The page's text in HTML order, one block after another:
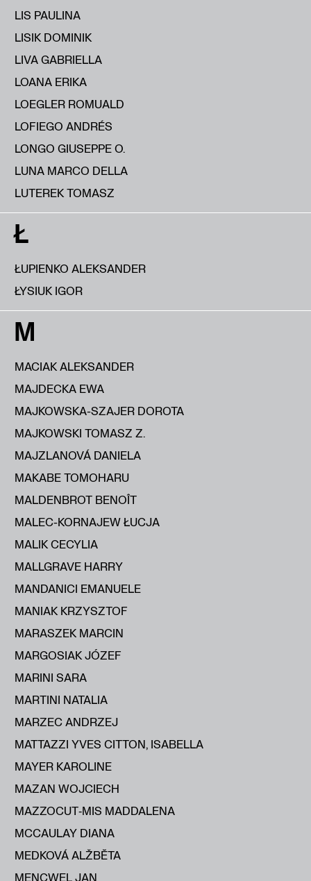
LIS PAULINA
LISIK DOMINIK
LIVA GABRIELLA
LOANA ERIKA
LOEGLER ROMUALD
LOFIEGO ANDRÉS
LONGO GIUSEPPE O.
LUNA MARCO DELLA
LUTEREK TOMASZ
Ł
ŁUPIENKO ALEKSANDER
ŁYSIUK IGOR
M
MACIAK ALEKSANDER
MAJDECKA EWA
MAJKOWSKA-SZAJER DOROTA
MAJKOWSKI TOMASZ Z.
MAJZLANOVÁ DANIELA
MAKABE TOMOHARU
MALDENBROT BENOÎT
MALEC-KORNAJEW ŁUCJA
MALIK CECYLIA
MALLGRAVE HARRY
MANDANICI EMANUELE
MANIAK KRZYSZTOF
MARASZEK MARCIN
MARGOSIAK JÓZEF
MARINI SARA
MARTINI NATALIA
MARZEC ANDRZEJ
MATTAZZI YVES CITTON, ISABELLA
MAYER KAROLINE
MAZAN WOJCIECH
MAZZOCUT‑MIS MADDALENA
MCCAULAY DIANA
MEDKOVÁ ALŽBĔTA
MENCWEL JAN